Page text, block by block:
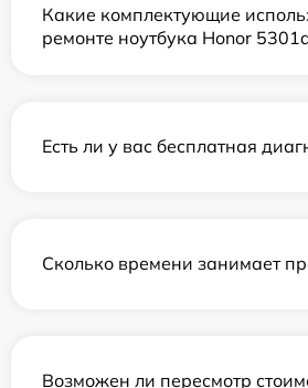
Какие комплектующие
ремонте ноутбука Honor
Есть ли у вас бесплатная
Сколько времени занимает
Возможен ли пересмотр